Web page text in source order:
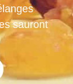
sauront